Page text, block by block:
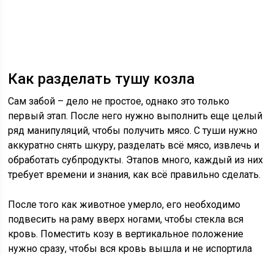
Как разделать тушу козла
Сам забой – дело не простое, однако это только
первый этап. После него нужно выполнить еще целый
ряд манипуляций, чтобы получить мясо. С туши нужно
аккуратно снять шкуру, разделать всё мясо, извлечь и
обработать субпродукты. Этапов много, каждый из них
требует времени и знания, как всё правильно сделать.
После того как животное умерло, его необходимо
подвесить на раму вверх ногами, чтобы стекла вся
кровь. Поместить козу в вертикальное положение
нужно сразу, чтобы вся кровь вышла и не испортила